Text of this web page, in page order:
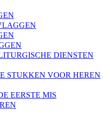
DIENSTEN
STUKKEN VOOR HEREN
EERSTE MIS